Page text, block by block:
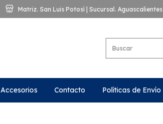
Matriz. San Luis Potosí | Sucursal. Aguascalientes
Accesorios Contacto Políticas de Envío